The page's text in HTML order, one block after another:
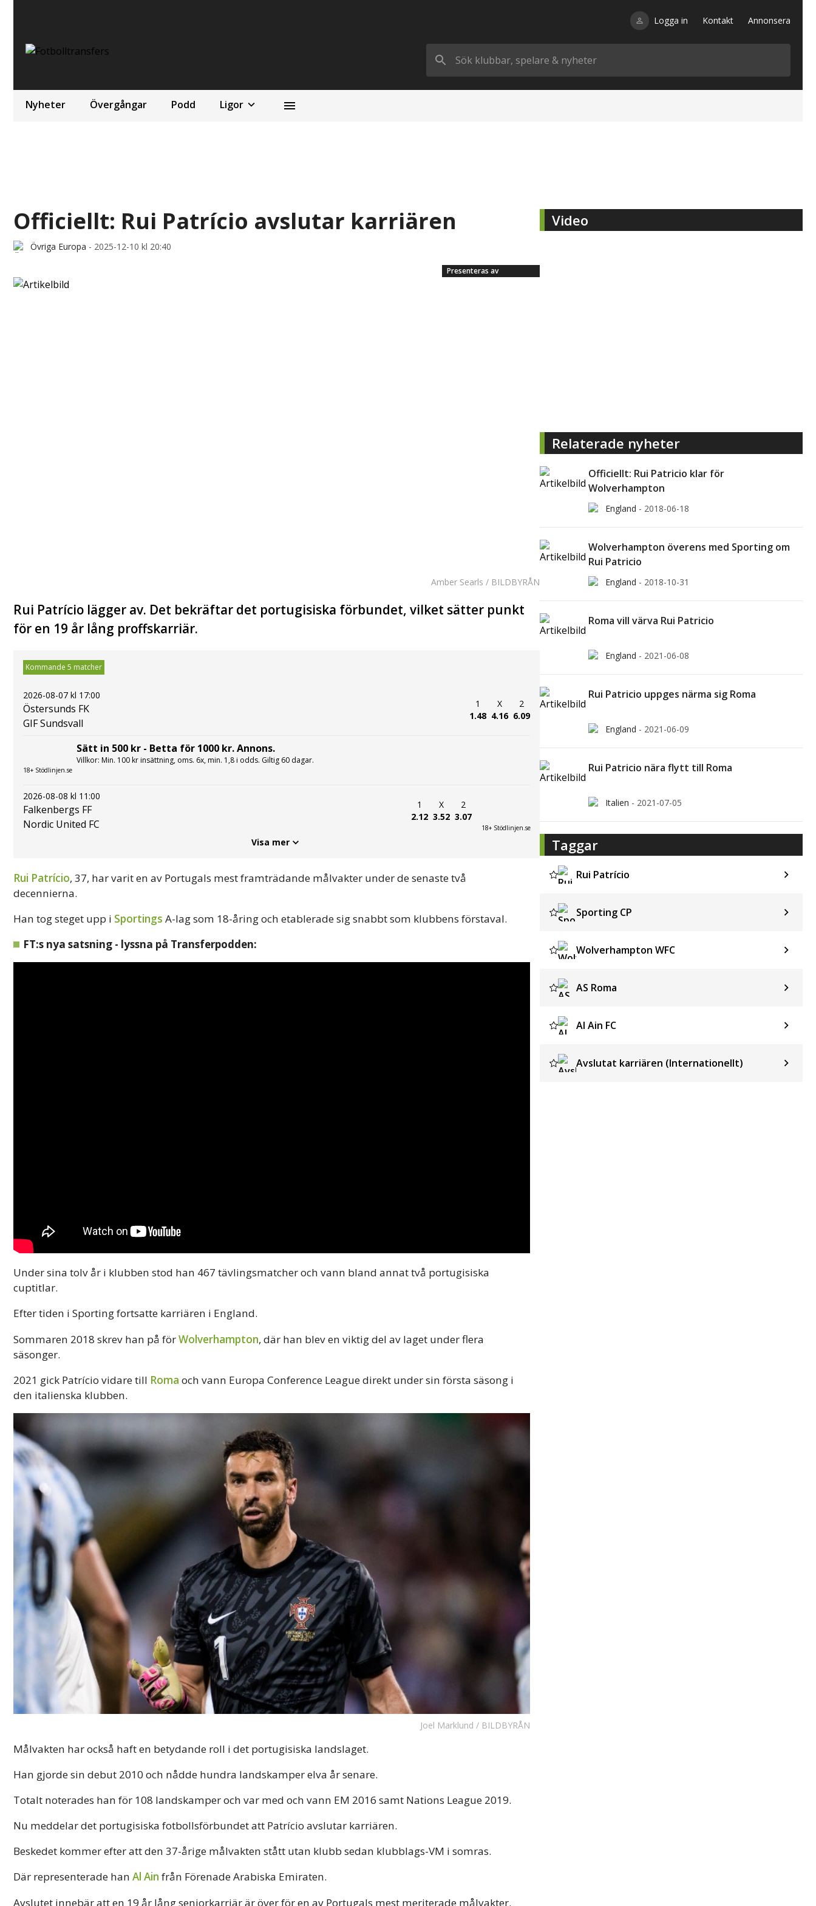
Logga in Kontakt Annonsera
Nyheter Övergångar Podd Ligor
Officiellt: Rui Patrício avslutar karriären
Övriga Europa - 2025-12-10 kl 20:40
Presenteras av
Amber Searls / BILDBYRÅN
Rui Patrício lägger av. Det bekräftar det portugisiska förbundet, vilket sätter punkt
för en 19 år lång proffskarriär.
Kommande 5 matcher
2026-08-07 kl 17:00
Östersunds FK
GIF Sundsvall
1
1.48
X
4.16
2
6.09
18+ Stödlinjen.se
Sätt in 500 kr - Betta för 1000 kr. Annons.
Villkor: Min. 100 kr insättning, oms. 6x, min. 1,8 i odds. Giltig 60 dagar.
2026-08-08 kl 11:00
Falkenbergs FF
Nordic United FC
1
2.12
X
3.52
2
3.07
18+ Stödlinjen.se
Visa mer
Rui Patrício, 37, har varit en av Portugals mest framträdande målvakter under de senaste två
decennierna.
Han tog steget upp i Sportings A-lag som 18-åring och etablerade sig snabbt som klubbens förstaval.
FT:s nya satsning - lyssna på Transferpodden:
Under sina tolv år i klubben stod han 467 tävlingsmatcher och vann bland annat två portugisiska
cuptitlar.
Efter tiden i Sporting fortsatte karriären i England.
Sommaren 2018 skrev han på förWolverhampton, där han blev en viktig del av laget under flera
säsonger.
2021 gick Patrício vidare till Roma och vann Europa Conference League direkt under sin första säsong i
den italienska klubben.
Joel Marklund / BILDBYRÅN
Målvakten har också haft en betydande roll i det portugisiska landslaget.
Han gjorde sin debut 2010 och nådde hundra landskamper elva år senare.
Totalt noterades han för 108 landskamper och var med och vann EM 2016 samt Nations League 2019.
Nu meddelar det portugisiska fotbollsförbundet att Patrício avslutar karriären.
Beskedet kommer efter att den 37-årige målvakten stått utan klubb sedan klubblags-VM i somras.
Där representerade han Al Ain från Förenade Arabiska Emiraten.
Avslutet innebär att en 19 år lång seniorkarriär är över för en av Portugals mest meriterade målvakter.
Video
Relaterade nyheter
Officiellt: Rui Patricio klar för
Wolverhampton
England - 2018-06-18
Wolverhampton överens med Sporting om
Rui Patricio
England - 2018-10-31
Roma vill värva Rui Patricio
England - 2021-06-08
Rui Patricio uppges närma sig Roma
England - 2021-06-09
Rui Patricio nära flytt till Roma
Italien - 2021-07-05
Taggar
Rui Patrício
Sporting CP
Wolverhampton WFC
AS Roma
Al Ain FC
Avslutat karriären (Internationellt)